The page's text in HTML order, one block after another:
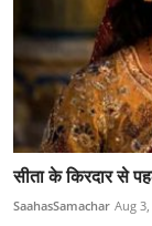
सीता के किरदार से
SaahasSamachar Aug